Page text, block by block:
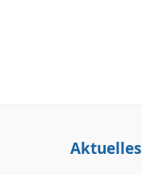
Aktuelles